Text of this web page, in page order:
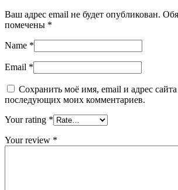
Ваш адрес email не будет опубликован.
помечены *
Name *
Email *
Сохранить моё имя, email и адрес сайта
последующих моих комментариев.
Your rating *
Your review *